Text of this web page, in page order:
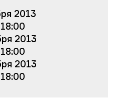
2013
2013
2013